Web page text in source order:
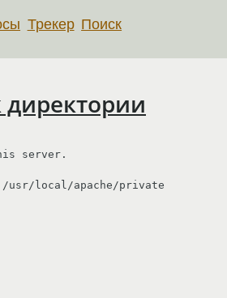
Трекер Поиск
директории
server.
local/apache/private